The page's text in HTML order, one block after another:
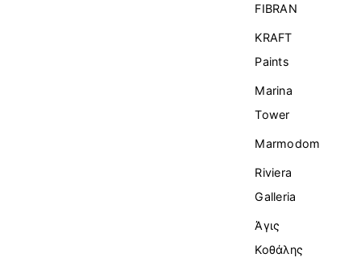
FIBRAN
KRAFT
Paints
Marina
Tower
Marmodom
Riviera
Galleria
Άγις
Κοθάλης